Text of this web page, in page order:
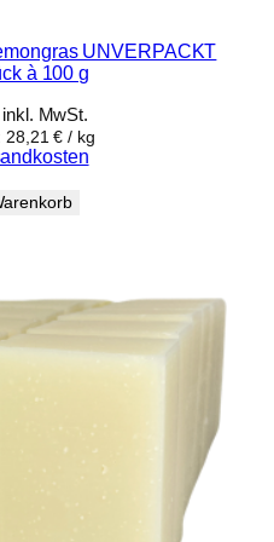
UNVERPACKT
à 100 g
inkl. MwSt.
28,21€ / kg